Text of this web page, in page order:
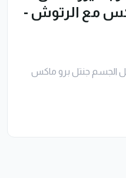
مع الرتوش -
الجسم جنتل برو ماكس